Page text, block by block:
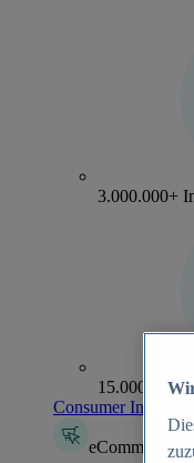
3.000.000+
15.000+
Consumer Insights
eCommerce